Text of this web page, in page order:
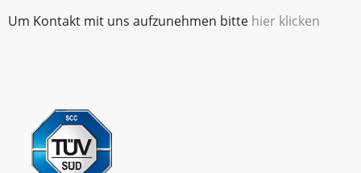
Um Kontakt mit uns aufzunehmen bitte hier klicken